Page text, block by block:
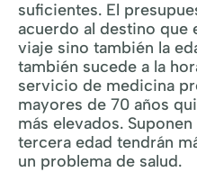
suficientes. El
acuerdo al destino que
viaje sino también la
también sucede a la
servicio de medicina
mayores de 70 años
más elevados.
tercera edad tendrán
un problema de salud.